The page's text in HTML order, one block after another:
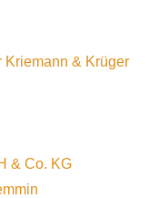
Kriemann & Krüger
& Co. KG